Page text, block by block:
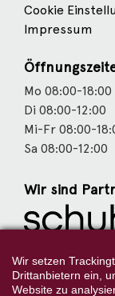
Cookie
Impressum
Mo 08:00-18:00
Di 08:00-12:00
Mi-Fr 08:00-
Sa 08:00-12:00
Wir sind
Weitere
Wir setzen
Drittanbietern ein,
Website zu